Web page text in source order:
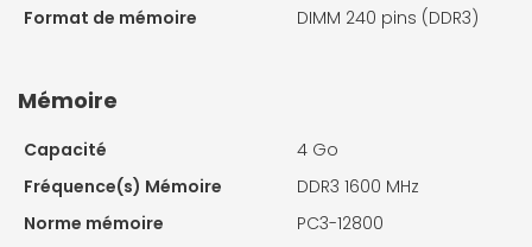
Format de mémoire
DIMM 240 pins (DDR3)
Mémoire
Capacité
4 Go
Fréquence(s) Mémoire
DDR3 1600 MHz
Norme mémoire
PC3-12800